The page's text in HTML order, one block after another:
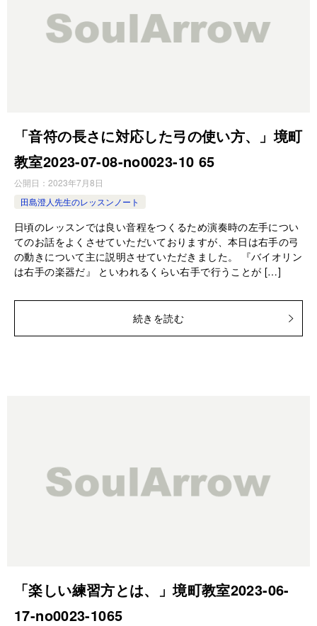
「音符の長さに対応した弓の使い方、」境町
教室2023-07-08-­no0023-­10 65
公開日： 2023年7月8日
田島澄人先生のレッスンノート
日頃のレッスンでは良い音程をつくるため演奏時の左手につい
てのお話をよくさせていただいておりますが、本日は右手の弓
の動きについて主に説明させていただきました。 『バイオリン
は右手の楽器だ』 といわれるくらい右手で行うことが […]
続きを読む
「楽しい練習方とは、」境町教室2023-06-
17-­no0023-­1065